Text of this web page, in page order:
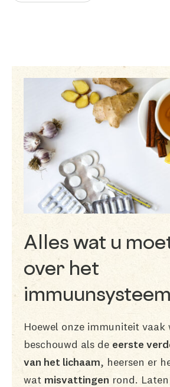
Alles wat u
over het
Hoewel onze immuniteit vaak
beschouwd als de eerste
van het lichaam, heersen er
wat misvattingen rond.